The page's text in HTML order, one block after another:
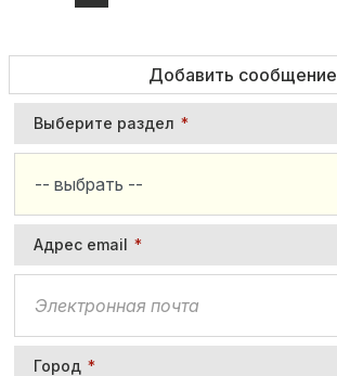
Добавить сообщение
Выберите раздел *
Адрес email *
Город *